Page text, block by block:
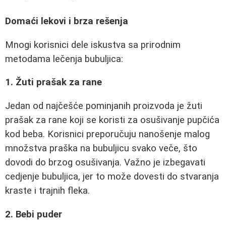
Domaći lekovi i brza rešenja
Mnogi korisnici dele iskustva sa prirodnim
metodama lečenja bubuljica:
1. Žuti prašak za rane
Jedan od najčešće pominjanih proizvoda je žuti
prašak za rane koji se koristi za osušivanje pupčića
kod beba. Korisnici preporučuju nanošenje malog
množstva praška na bubuljicu svako veče, što
dovodi do brzog osušivanja. Važno je izbegavati
cedjenje bubuljica, jer to može dovesti do stvaranja
kraste i trajnih fleka.
2. Bebi puder